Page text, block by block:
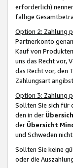
erforderlich)
fällige
Option 2: Zahlung
Partnerkonto
Kauf von
uns das Recht vor,
das Recht vor, den
Zahlungsart
Option 3: Zahlung
Sollten Sie sich für
den in der
der Übersicht
und Schweden
Sollten Sie keine
oder die